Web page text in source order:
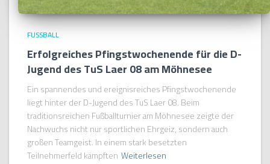
FUSSBALL
Erfolgreiches Pfingstwochenende für die D-
Jugend des TuS Laer 08 am Möhnesee
Ein spannendes und ereignisreiches Pfingstwochenende
liegt hinter der D-Jugend des TuS Laer 08. Beim
traditionsreichen Fußballturnier am Möhnesee zeigte der
Nachwuchs nicht nur sportlichen Ehrgeiz, sondern auch
großen Teamgeist. In einem stark besetzten
Teilnehmerfeld kämpften Weiterlesen